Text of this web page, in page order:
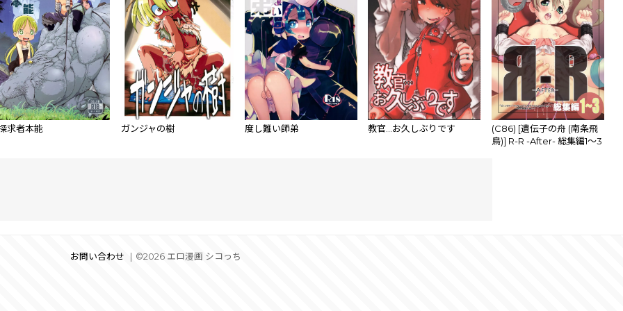
求者本能 ガンジャの樹 度し難い師弟 教官…お久しぶりです
(C86) [遺伝子の舟 (南条飛
鳥)] R-R -After- 総集編1～3
お問い合わせ ©2026 エロ漫画 シコっち